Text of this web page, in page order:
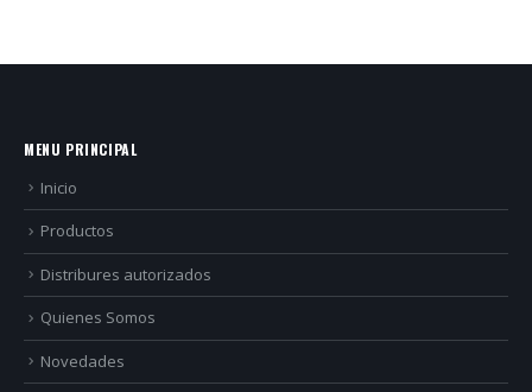
MENU PRINCIPAL
Inicio
Productos
Distribures autorizados
Quienes Somos
Novedades